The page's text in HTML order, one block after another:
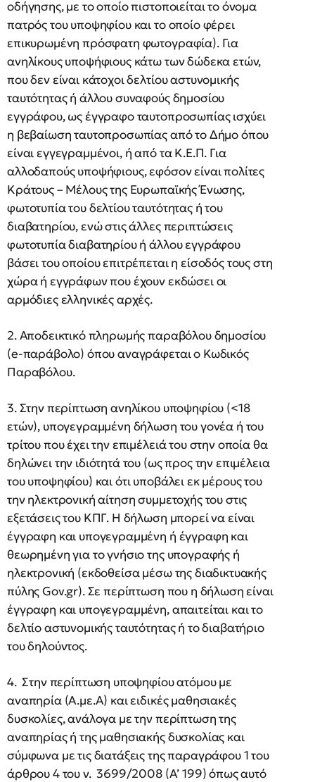
οδήγησης, με το οποίο πιστοποιείται το όνομα
πατρός του υποψηφίου και το οποίο φέρει
επικυρωμένη πρόσφατη φωτογραφία). Για
ανηλίκους υποψήφιους κάτω των δώδεκα ετών,
που δεν είναι κάτοχοι δελτίου αστυνομικής
ταυτότητας ή άλλου συναφούς δημοσίου
εγγράφου, ως έγγραφο ταυτοπροσωπίας ισχύει
η βεβαίωση ταυτοπροσωπίας από το Δήμο όπου
είναι εγγεγραμμένοι, ή από τα Κ.Ε.Π. Για
αλλοδαπούς υποψήφιους, εφόσον είναι πολίτες
Κράτους – Μέλους της Ευρωπαϊκής Ένωσης,
φωτοτυπία του δελτίου ταυτότητας ή του
διαβατηρίου, ενώ στις άλλες περιπτώσεις
φωτοτυπία διαβατηρίου ή άλλου εγγράφου
βάσει του οποίου επιτρέπεται η είσοδός τους στη
χώρα ή εγγράφων που έχουν εκδώσει οι
αρμόδιες ελληνικές αρχές.
2. Αποδεικτικό πληρωμής παραβόλου δημοσίου
(e-παράβολο) όπου αναγράφεται ο Κωδικός
Παραβόλου.
3. Στην περίπτωση ανηλίκου υποψηφίου (<18
ετών), υπογεγραμμένη δήλωση του γονέα ή του
τρίτου που έχει την επιμέλειά του στην οποία θα
δηλώνει την ιδιότητά του (ως προς την επιμέλεια
του υποψηφίου) και ότι υποβάλει εκ μέρους του
την ηλεκτρονική αίτηση συμμετοχής του στις
εξετάσεις του ΚΠΓ. Η δήλωση μπορεί να είναι
έγγραφη και υπογεγραμμένη ή έγγραφη και
θεωρημένη για το γνήσιο της υπογραφής ή
ηλεκτρονική (εκδοθείσα μέσω της διαδικτυακής
πύλης Gov.gr). Σε περίπτωση που η δήλωση είναι
έγγραφη και υπογεγραμμένη, απαιτείται και το
δελτίο αστυνομικής ταυτότητας ή το διαβατήριο
του δηλούντος.
4. Στην περίπτωση υποψηφίου ατόμου με
αναπηρία (Α.με.Α) και ειδικές μαθησιακές
δυσκολίες, ανάλογα με την περίπτωση της
αναπηρίας ή της μαθησιακής δυσκολίας και
σύμφωνα με τις διατάξεις της παραγράφου 1 του
άρθρου 4 του ν. 3699/2008 (Α’ 199) όπως αυτό